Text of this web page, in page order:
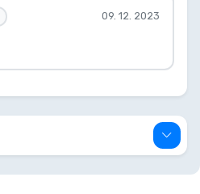
09. 12. 2023